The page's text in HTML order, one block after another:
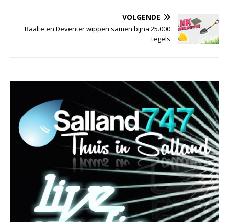
VOLGENDE
Raalte en Deventer wippen samen bijna 25.000
tegels